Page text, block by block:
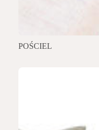
POŚCIEL